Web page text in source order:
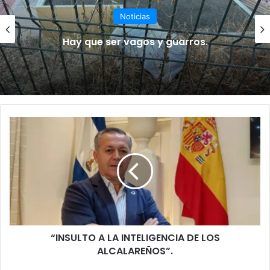
Noticias
Hay que ser vagos y guarros.
“
U
L
T
O
A
“INSULTO A LA INTELIGENCIA DE LOS
ALCALAREÑOS”.